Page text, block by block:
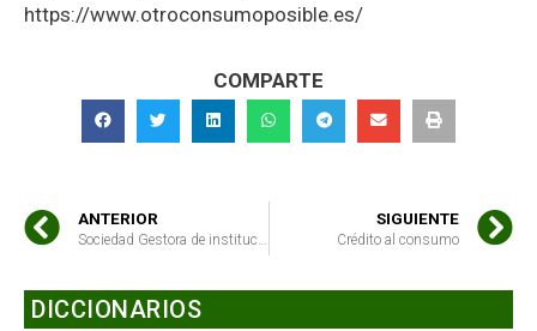
https://www.otroconsumoposible.es/
COMPARTE
ANTERIOR SIGUIENTE
Crédito al consumo
DICCIONARIOS